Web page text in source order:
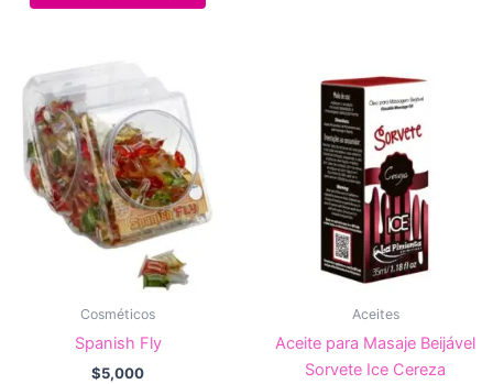
Cosméticos
Spanish Fly
$5,000
Aceites
Aceite para Masaje Beijável
Sorvete Ice Cereza